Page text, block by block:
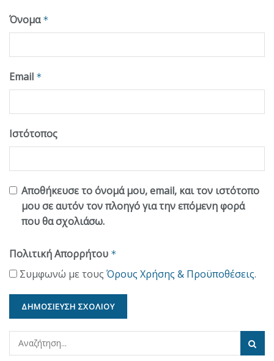
Όνομα *
Email *
Ιστότοπος
Αποθήκευσε το όνομά μου, email, και τον ιστότοπο
μου σε αυτόν τον πλοηγό για την επόμενη φορά
που θα σχολιάσω.
Πολιτική Απορρήτου *
Συμφωνώ με τους Όρους Χρήσης & Προϋποθέσεις.